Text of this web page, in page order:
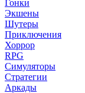
Гонки
Экшены
Шутеры
Приключения
Хоррор
RPG
Симуляторы
Стратегии
Аркады